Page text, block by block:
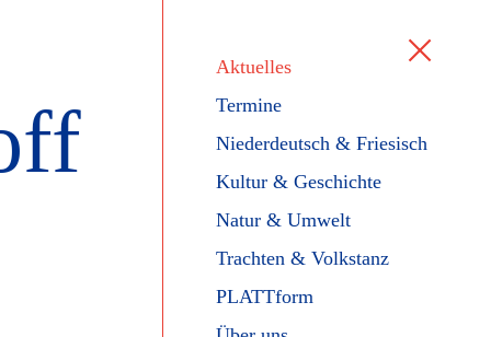
Aktuelles
Termine
Niederdeutsch & Friesisch
Kultur & Geschichte
Natur & Umwelt
Trachten & Volkstanz
PLATTform